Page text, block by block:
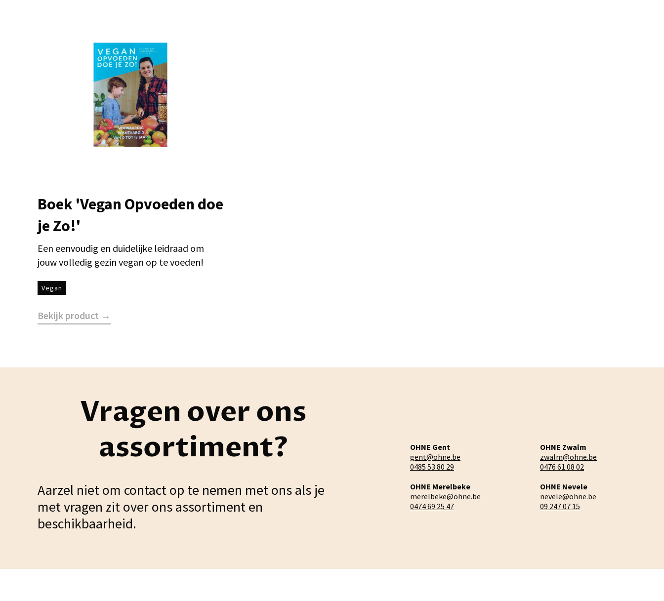
Boek 'Vegan Opvoeden doe
je Zo!'
Een eenvoudig en duidelijke leidraad om
jouw volledig gezin vegan op te voeden!
Vegan
Bekijk product →
Vragen over ons
assortiment?
Aarzel niet om contact op te nemen met ons als je
met vragen zit over ons assortiment en
beschikbaarheid.
OHNE Gent
gent@ohne.be
0485 53 80 29
OHNE Merelbeke
merelbeke@ohne.be
0474 69 25 47
OHNE Zwalm
zwalm@ohne.be
0476 61 08 02
OHNE Nevele
nevele@ohne.be
09 247 07 15